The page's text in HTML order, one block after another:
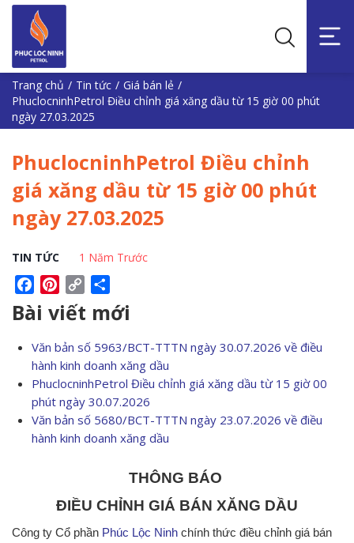
Trang chủ / Tin tức / Giá bán lẻ /
PhuclocninhPetrol Điều chỉnh giá xăng dầu từ 15 giờ 00 phút
ngày 27.03.2025
PhuclocninhPetrol Điều chỉnh
giá xăng dầu từ 15 giờ 00 phút
ngày 27.03.2025
TIN TỨC 1 Năm Trước
FacebookPinterest
Copy
Bài viết mới
Văn bản số 5963/BCT-TTTN ngày 30.07.2026 về điều
hành kinh doanh xăng dầu
PhuclocninhPetrol Điều chỉnh giá xăng dầu từ 15 giờ 00
phút ngày 30.07.2026
Văn bản số 5680/BCT-TTTN ngày 23.07.2026 về điều
hành kinh doanh xăng dầu
THÔNG BÁO
ĐIỀU CHỈNH GIÁ BÁN XĂNG DẦU
Công ty Cổ phần Phúc Lộc Ninh chính thức điều chỉnh giá bán